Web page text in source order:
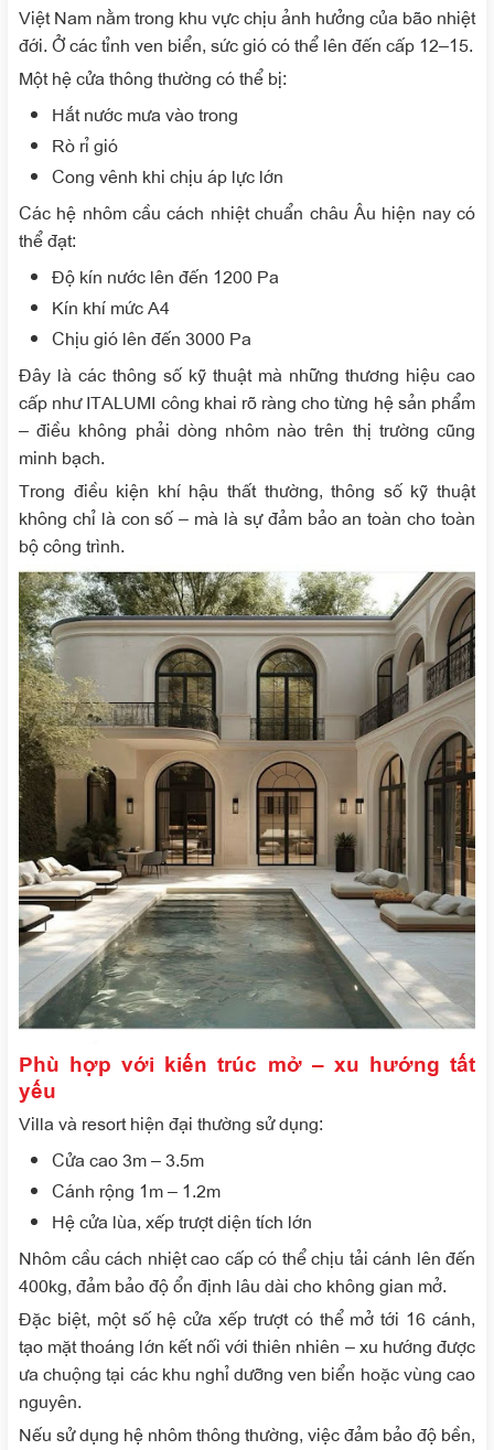
Việt Nam nằm trong khu vực chịu ảnh hưởng của bão nhiệt
đới. Ở các tỉnh ven biển, sức gió có thể lên đến cấp 12–15.
Một hệ cửa thông thường có thể bị:
Hắt nước mưa vào trong
Rò rỉ gió
Cong vênh khi chịu áp lực lớn
Các hệ nhôm cầu cách nhiệt chuẩn châu Âu hiện nay có
thể đạt:
Độ kín nước lên đến 1200 Pa
Kín khí mức A4
Chịu gió lên đến 3000 Pa
Đây là các thông số kỹ thuật mà những thương hiệu cao
cấp như ITALUMI công khai rõ ràng cho từng hệ sản phẩm
– điều không phải dòng nhôm nào trên thị trường cũng
minh bạch.
Trong điều kiện khí hậu thất thường, thông số kỹ thuật
không chỉ là con số – mà là sự đảm bảo an toàn cho toàn
bộ công trình.
Phù hợp với kiến trúc mở – xu hướng tất
yếu
Villa và resort hiện đại thường sử dụng:
Cửa cao 3m – 3.5m
Cánh rộng 1m – 1.2m
Hệ cửa lùa, xếp trượt diện tích lớn
Nhôm cầu cách nhiệt cao cấp có thể chịu tải cánh lên đến
400kg, đảm bảo độ ổn định lâu dài cho không gian mở.
Đặc biệt, một số hệ cửa xếp trượt có thể mở tới 16 cánh,
tạo mặt thoáng lớn kết nối với thiên nhiên – xu hướng được
ưa chuộng tại các khu nghỉ dưỡng ven biển hoặc vùng cao
nguyên.
Nếu sử dụng hệ nhôm thông thường, việc đảm bảo độ bền,